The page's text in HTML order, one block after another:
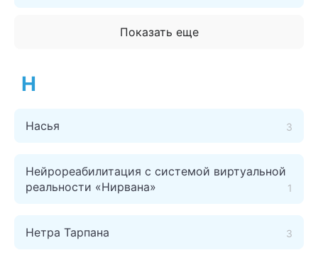
Показать еще
Н
Насья 3
Нейрореабилитация с системой виртуальной
реальности «Нирвана»
1
Нетра Тарпана 3